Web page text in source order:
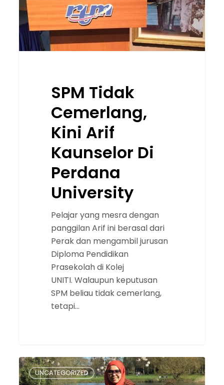
Di
Perdana
University
SPM Tidak
Cemerlang,
Kini Arif
Kaunselor Di
Perdana
University
Pelajar yang mesra dengan
panggilan Arif ini berasal dari
Perak dan mengambil jurusan
Diploma Pendidikan
Prasekolah di Kolej
UNITI. Walaupun keputusan
SPM beliau tidak cemerlang,
tetapi…
Dari
KolejUNCATEGORIZED